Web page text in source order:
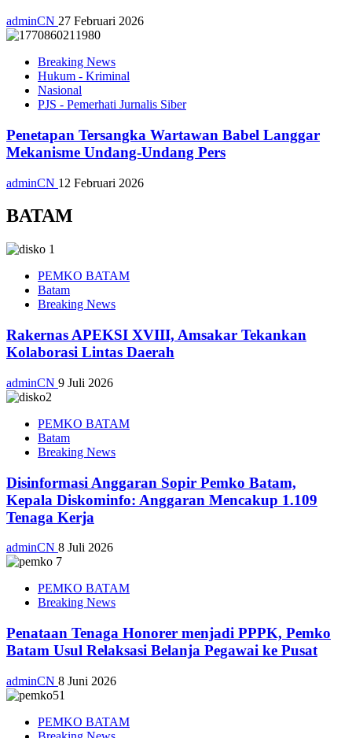
adminCN 27 Februari 2026
Breaking News
Hukum - Kriminal
Nasional
PJS - Pemerhati Jurnalis Siber
Penetapan Tersangka Wartawan Babel Langgar
Mekanisme Undang-Undang Pers
adminCN 12 Februari 2026
BATAM
PEMKO BATAM
Batam
Breaking News
Rakernas APEKSI XVIII, Amsakar Tekankan
Kolaborasi Lintas Daerah
adminCN 9 Juli 2026
PEMKO BATAM
Batam
Breaking News
Disinformasi Anggaran Sopir Pemko Batam,
Kepala Diskominfo: Anggaran Mencakup 1.109
Tenaga Kerja
adminCN 8 Juli 2026
PEMKO BATAM
Breaking News
Penataan Tenaga Honorer menjadi PPPK, Pemko
Batam Usul Relaksasi Belanja Pegawai ke Pusat
adminCN 8 Juni 2026
PEMKO BATAM